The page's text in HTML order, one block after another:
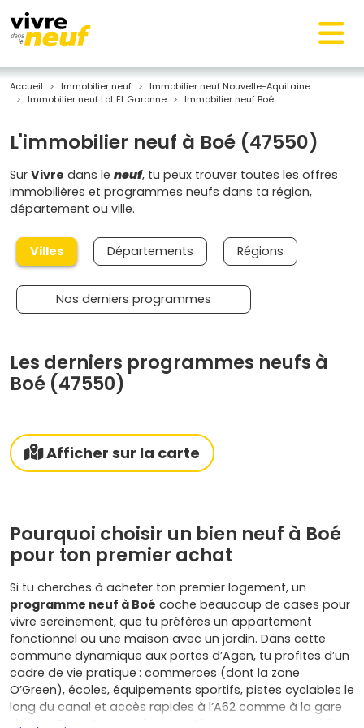
Accueil Immobilier neuf
Immobilier neuf Nouvelle-Aquitaine
Immobilier neuf Lot Et Garonne
Immobilier neuf Boé
L'immobilier neuf à Boé (47550)
Sur Vivre dans le neuf, tu peux trouver toutes les offres
immobilières et programmes neufs dans ta région,
département ou ville.
Villes Départements Régions
Nos derniers programmes
Les derniers programmes neufs à
Boé (47550)
Afficher sur la carte
Pourquoi choisir un bien neuf à Boé
pour ton premier achat
Si tu cherches à acheter ton premier logement, un
programme neuf à Boé coche beaucoup de cases pour
vivre sereinement, que tu préfères un appartement
fonctionnel ou une maison avec un jardin. Dans cette
commune dynamique aux portes d’Agen, tu profites d’un
cadre de vie pratique : commerces (dont la zone
O’Green), écoles, équipements sportifs, pistes cyclables le
long du canal et accès rapides à l’A62 comme à la gare
d’Agen. Tu restes aussi connecté aux communes voisines